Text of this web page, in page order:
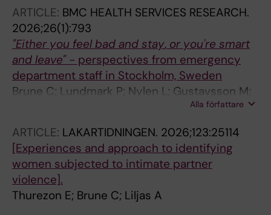
ARTICLE: BMC HEALTH SERVICES RESEARCH.
2026;26(1):793
"Either you feel bad and stay, or you're smart
and leave" - perspectives from emergency
department staff in Stockholm, Sweden
Brune C; Lundmark P; Nylen L; Gustavsson M;
Burstrom B; von Schreeb J; Liljas AAlla författare
ARTICLE: LAKARTIDNINGEN. 2026;123:25114
[Experiences and approach to identifying
women subjected to intimate partner
violence].
Thurezon E; Brune C; Liljas A